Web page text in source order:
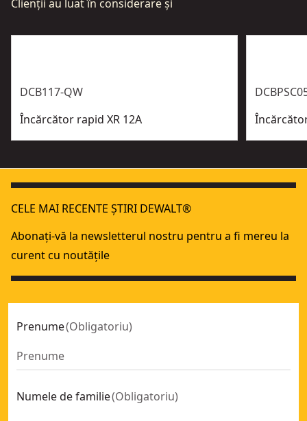
Clienții au luat în considerare și
DCB117-QW
Încărcător rapid XR 12A
CELE MAI RECENTE ȘTIRI DEWALT®
Abonați-vă la newsletterul nostru pentru a fi mereu la
curent cu noutățile
Prenume(Obligatoriu)
Numele de familie(Obligatoriu)